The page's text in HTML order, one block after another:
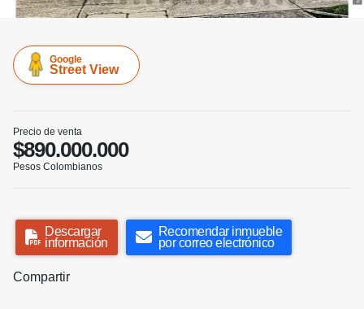
Google
Street View
Precio de venta
$890.000.000
Pesos Colombianos
Descargar
información
Recomendar inmueble
por correo electrónico
Compartir